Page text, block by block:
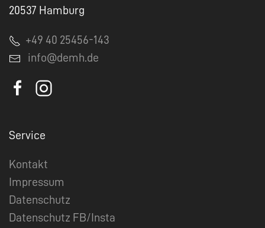
20537 Hamburg
+49 40 25456-143
info@demh.de
Service
Kontakt
Impressum
Datenschutz
Datenschutz FB/Insta